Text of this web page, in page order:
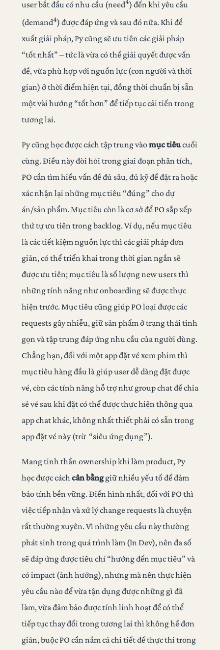
user bắt đầu có nhu cầu (need ) đến khi yêu cầu
(demand4) được đáp ứng và sau đó nữa. Khi đề
xuất giải pháp, Py cũng sẽ ưu tiên các giải pháp
“tốt nhất” – tức là vừa có thể giải quyết được vấn
đề, vừa phù hợp với nguồn lực (con người và thời
gian) ở thời điểm hiện tại, đồng thời chuẩn bị sẵn
một vài hướng “tốt hơn” để tiếp tục cải tiến trong
tương lai.
Py cũng học được cách tập trung vàomục tiêucuối
cùng. Điều này đòi hỏi trong giai đoạn phân tích,
PO cần tìm hiểu vấn đề đủ sâu, đủ kỹ để đặt ra hoặc
xác nhận lại những mục tiêu “đúng” cho dự
án/sản phẩm. Mục tiêu còn là cơ sở để PO sắp xếp
thứ tự ưu tiên trong backlog. Ví dụ, nếu mục tiêu
là các tiết kiệm nguồn lực thì các giải pháp đơn
giản, có thể triển khai trong thời gian ngắn sẽ
được ưu tiên; mục tiêu là số lượng new users thì
những tính năng như onboarding sẽ được thực
hiện trước. Mục tiêu cũng giúp PO loại được các
requests gây nhiễu, giữ sản phẩm ở trạng thái tinh
gọn và tập trung đáp ứng nhu cầu của người dùng.
Chẳng hạn, đối với một app đặt vé xem phim thì
mục tiêu hàng đầu là giúp user dễ dàng đặt được
vé, còn các tính năng hỗ trợ như group chat để chia
sẻ vé sau khi đặt có thể được thực hiện thông qua
app chat khác, không nhất thiết phải có sẵn trong
app đặt vé này (trừ “siêu ứng dụng”).
Mang tinh thần ownership khi làm product, Py
học được cách cân bằnggiữ nhiều yếu tố để đảm
bảo tính bền vững. Điển hình nhất, đối với PO thì
việc tiếp nhận và xử lý change requests là chuyện
rất thường xuyên. Vì những yêu cầu này thường
phát sinh trong quá trình làm (In Dev), nên đa số
sẽ đáp ứng được tiêu chí “hướng đến mục tiêu” và
có impact (ảnh hưởng), nhưng mà nên thực hiện
yêu cầu nào để vừa tận dụng được những gì đã
làm, vừa đảm bảo được tính linh hoạt để có thể
tiếp tục thay đổi trong tương lai thì không hề đơn
giản, buộc PO cần nắm cả chi tiết để thực thi trong